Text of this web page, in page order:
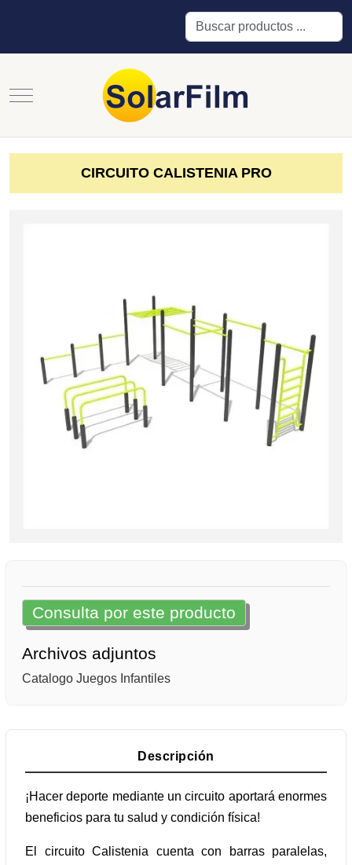
Buscar
Mobile Menu Toggle
CIRCUITO CALISTENIA PRO
Consulta por este producto
Archivos adjuntos
Catalogo Juegos Infantiles
Descripción
¡Hacer deporte mediante un circuito aportará enormes
beneficios para tu salud y condición física!
El circuito Calistenia cuenta con barras paralelas,